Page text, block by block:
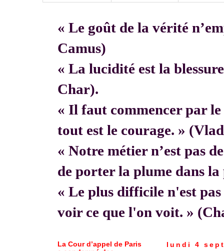
« Le goût de la vérité
Camus)
« La lucidité est la
Char).
« Il faut commencer par le
tout est le courage. »
« Notre métier n’est pas
de porter la plume dans
« Le plus difficile n'est
voir ce que l'on voit. »
lundi 4
La Cour d’appel de Paris